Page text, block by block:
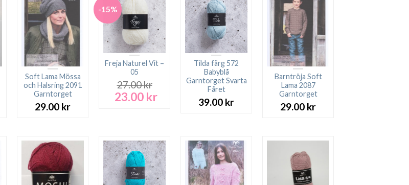
Soft Lama Mössa
och Halsring 2091
Garntorget
29.00 kr
-15%
Freja Naturel Vit –
05
27.00kr
Det
23.00 krDet
nuvarande
Tilda färg 572
Babyblå
Garntorget Svarta
Fåret
39.00 kr
Barntröja Soft
Lama 2087
Garntorget
29.00 kr